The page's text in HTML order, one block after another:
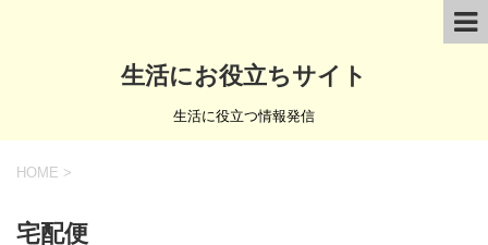
生活にお役立ちサイト
生活に役立つ情報発信
HOME >
宅配便